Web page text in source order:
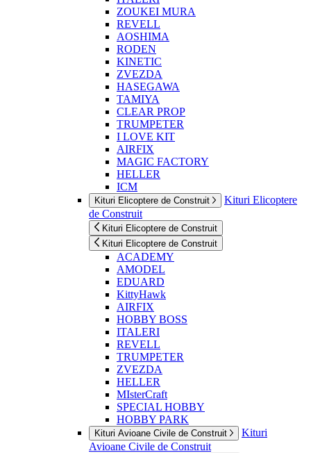
ZOUKEI MURA
REVELL
AOSHIMA
RODEN
KINETIC
ZVEZDA
HASEGAWA
TAMIYA
CLEAR PROP
TRUMPETER
I LOVE KIT
AIRFIX
MAGIC FACTORY
HELLER
ICM
Kituri Elicoptere de Construit
Kituri Elicoptere
de Construit
Kituri Elicoptere de Construit
Kituri Elicoptere de Construit
ACADEMY
AMODEL
EDUARD
KittyHawk
AIRFIX
HOBBY BOSS
ITALERI
REVELL
TRUMPETER
ZVEZDA
HELLER
MIsterCraft
SPECIAL HOBBY
HOBBY PARK
Kituri Avioane Civile de Construit
Kituri
Avioane Civile de Construit